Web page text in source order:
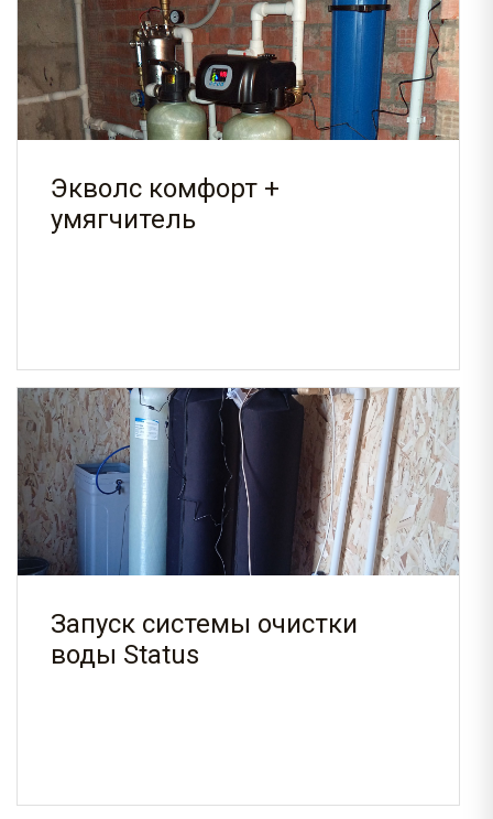
Экволс комфорт +
умягчитель
Запуск системы очистки
воды Status